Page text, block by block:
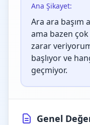
Ana Şikayet:
Ara ara başım
ama bazen
zarar
başlıyor ve
geçmiyor.
Genel